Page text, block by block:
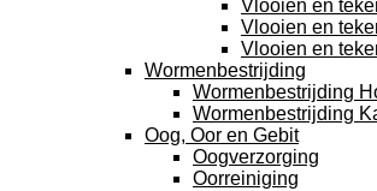
Vlooien en
Vlooien en
Vlooien en
Wormenbestrijding
Wormenbestrijding
Wormenbestrijding
Oog, Oor en Gebit
Oogverzorging
Oorreiniging